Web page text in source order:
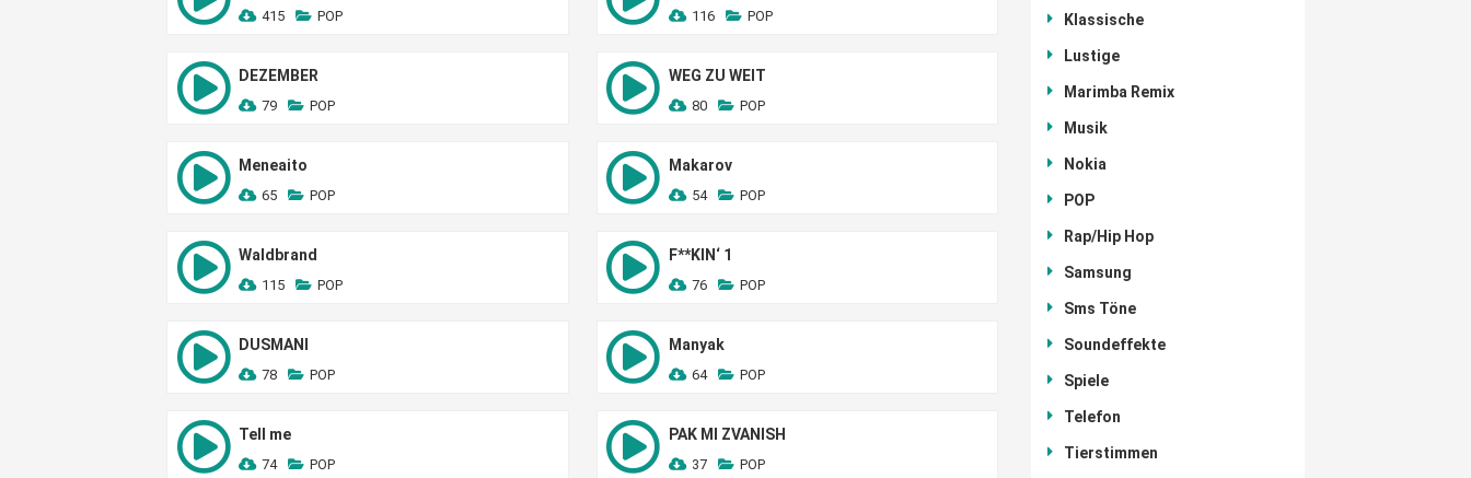
415 POP 116 POP
DEZEMBER
79 POP
WEG ZU WEIT
80 POP
Meneaito
65 POP
Makarov
54 POP
Waldbrand
115 POP
F**KIN‘ 1
76 POP
DUSMANI
78 POP
Manyak
64 POP
Tell me
74 POP
PAK MI ZVANISH
37 POP
Klassische
Lustige
Marimba Remix
Musik
Nokia
POP
Rap/Hip Hop
Samsung
Sms Töne
Soundeffekte
Spiele
Telefon
Tierstimmen